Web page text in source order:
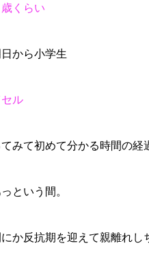
から小学生
みて初めて分かる時間の経
という間。
か反抗期を迎えて親離れし